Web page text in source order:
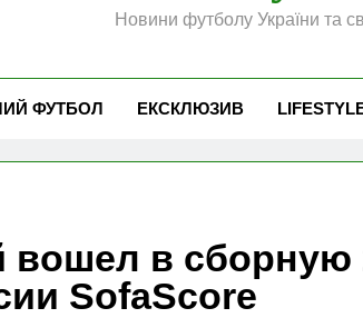
Новини футболу України та
ФУТБОЛ ЕКСКЛЮЗИВ
вошел в сборную
SofaScore